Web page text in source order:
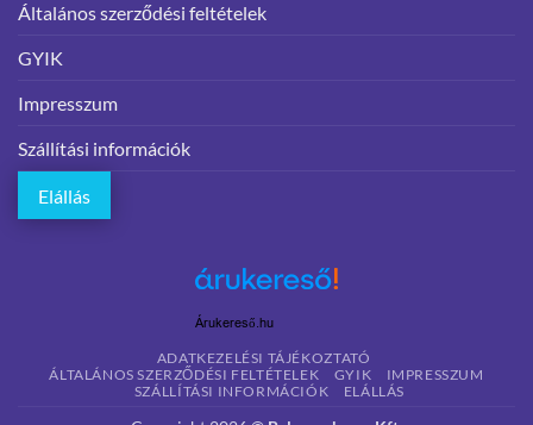
Általános szerződési feltételek
GYIK
Impresszum
Szállítási információk
Elállás
Árukereső.hu
ADATKEZELÉSI TÁJÉKOZTATÓ
ÁLTALÁNOS SZERZŐDÉSI FELTÉTELEK
GYIK
IMPRESSZUM
SZÁLLÍTÁSI INFORMÁCIÓK
ELÁLLÁS